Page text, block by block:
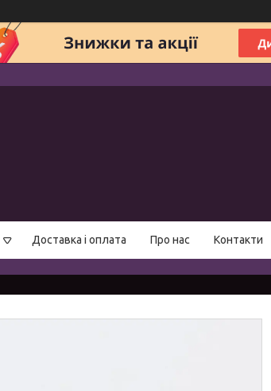
Доставка і оплата Про нас Контакти